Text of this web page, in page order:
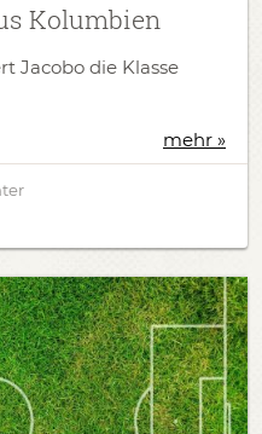
Kolumbien
Jacobo die Klasse
mehr »